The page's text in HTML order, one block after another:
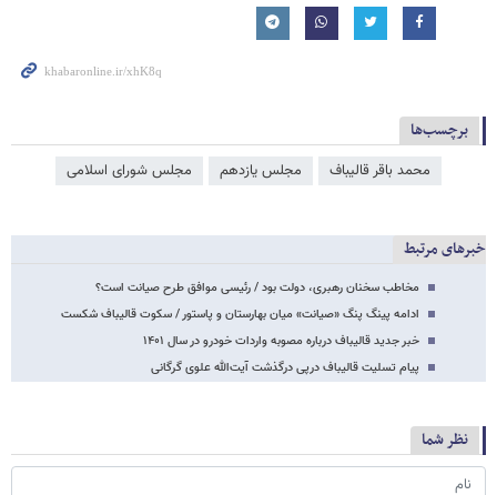
برچسب‌ها
محمد باقر قالیباف مجلس یازدهم مجلس شورای اسلامی
خبرهای مرتبط
مخاطب سخنان رهبری، دولت بود / رئیسی موافق طرح صیانت است؟
ادامه پینگ پنگ «صیانت» میان بهارستان و پاستور / سکوت قالیباف شکست
خبر جدید قالیباف درباره مصوبه واردات خودرو در سال ۱۴۰۱
پیام تسلیت قالیباف درپی درگذشت آیت‌الله علوی گرگانی
نظر شما